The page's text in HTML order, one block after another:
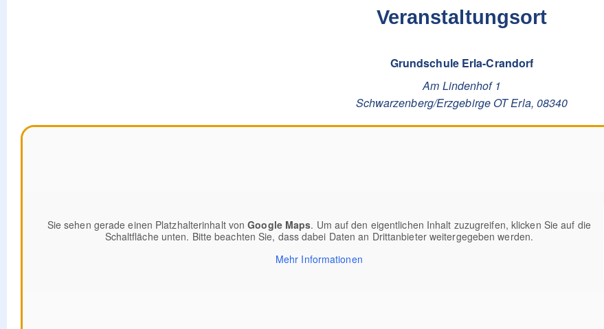
Veranstaltungsort
Grundschule Erla-Crandorf
Am Lindenhof 1
Schwarzenberg/Erzgebirge OT Erla, 08340
Sie sehen gerade einen Platzhalterinhalt vonGoogle Maps. Um auf den eigentlichen Inhalt zuzugreifen, klicken Sie auf die
Schaltfläche unten. Bitte beachten Sie, dass dabei Daten an Drittanbieter weitergegeben werden.
Mehr Informationen